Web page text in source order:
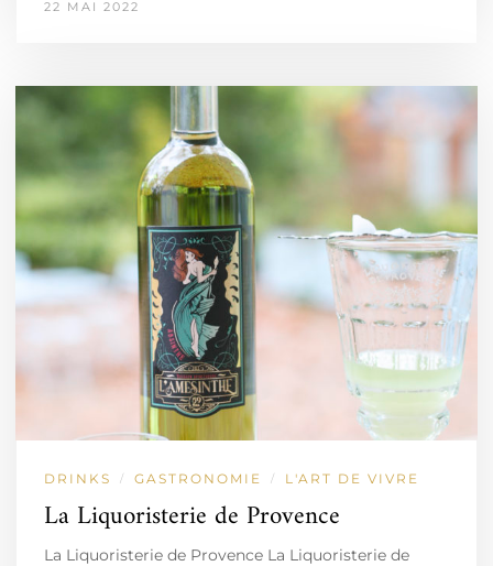
22 MAI 2022
DRINKS / GASTRONOMIE / L'ART DE VIVRE
La Liquoristerie de Provence
La Liquoristerie de Provence La Liquoristerie de